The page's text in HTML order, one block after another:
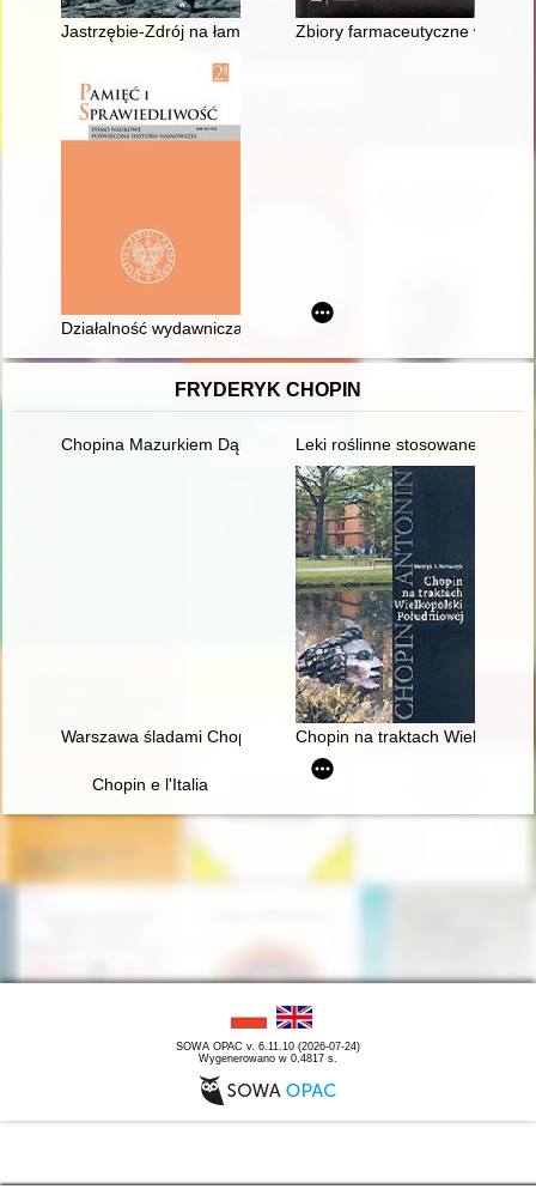
Jastrzębie-Zdrój na łamach prasy w latach 1945-1989
Zbiory farmaceutyczne w
Działalność wydawnicza ks. Franciszka Blachnickiego w RFN
FRYDERYK CHOPIN
Chopina Mazurkiem Dąbrowskiego urzeczenie
Leki roślinne stosowane w
Warszawa śladami Chopina. Spacerownik
Chopin na traktach
Chopin e l'Italia
SOWA OPAC v. 6.11.10 (2026-07-24)
Wygenerowano w 0,4817 s.